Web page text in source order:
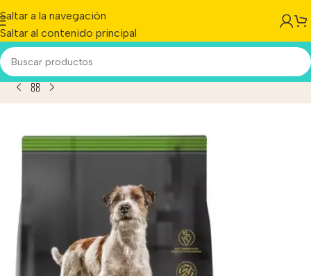
Saltar a la navegación
Saltar al contenido principal
Plan Dog Sensitive Skin/stomach Perro Pequeño X 7.5 Kg